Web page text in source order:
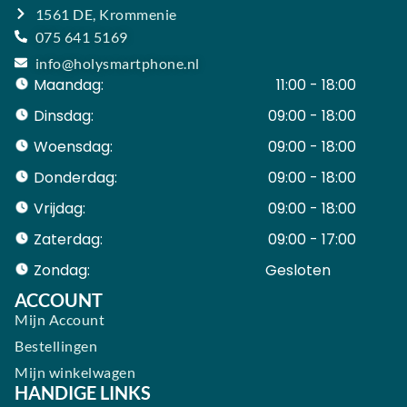
1561 DE, Krommenie
075 641 5169
info@holysmartphone.nl
Maandag:
11:00 - 18:00
Dinsdag:
09:00 - 18:00
Woensdag:
09:00 - 18:00
Donderdag:
09:00 - 18:00
Vrijdag:
09:00 - 18:00
Zaterdag:
09:00 - 17:00
Zondag:
Gesloten ​ ​ ​ ​ ​ ​ ​
ACCOUNT
Mijn Account
Bestellingen
Mijn winkelwagen
HANDIGE LINKS